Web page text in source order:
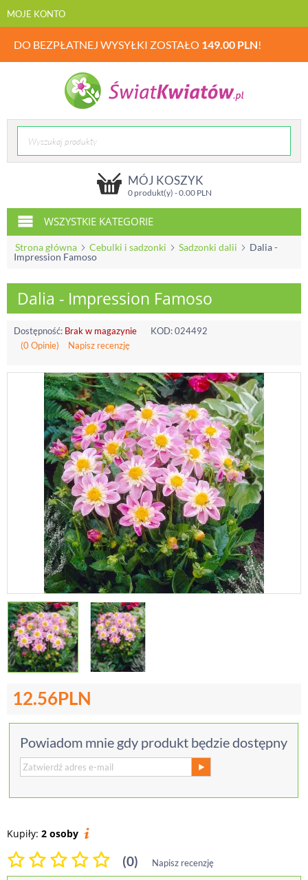
MOJE KONTO
DO BEZPŁATNEJ WYSYŁKI ZOSTAŁO 149.00 PLN!
MÓJ KOSZYK
0 produkt(y) -0.00PLN
WSZYSTKIE KATEGORIE
Strona główna Cebulki i sadzonki Sadzonki dalii
Dalia -
Impression Famoso
Dalia - Impression Famoso
Dostępność: Brak w magazynie KOD:024492
(0 Opinie)
Napisz recenzję
12.56PLN
Powiadom mnie gdy produkt będzie dostępny
Kupiły: 2 osoby
(0) Napisz recenzję